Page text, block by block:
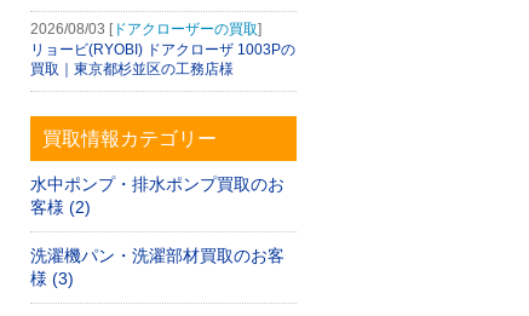
2026/08/03 [ドアクローザーの買取]
リョービ(RYOBI) ドアクローザ 1003Pの
買取｜東京都杉並区の工務店様
買取情報カテゴリー
水中ポンプ・排水ポンプ買取のお
客様 (2)
洗濯機パン・洗濯部材買取のお客
様 (3)